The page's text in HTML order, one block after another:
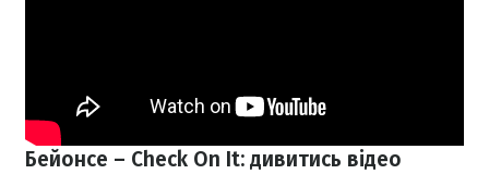
Бейонсе – Check On It: дивитись відео